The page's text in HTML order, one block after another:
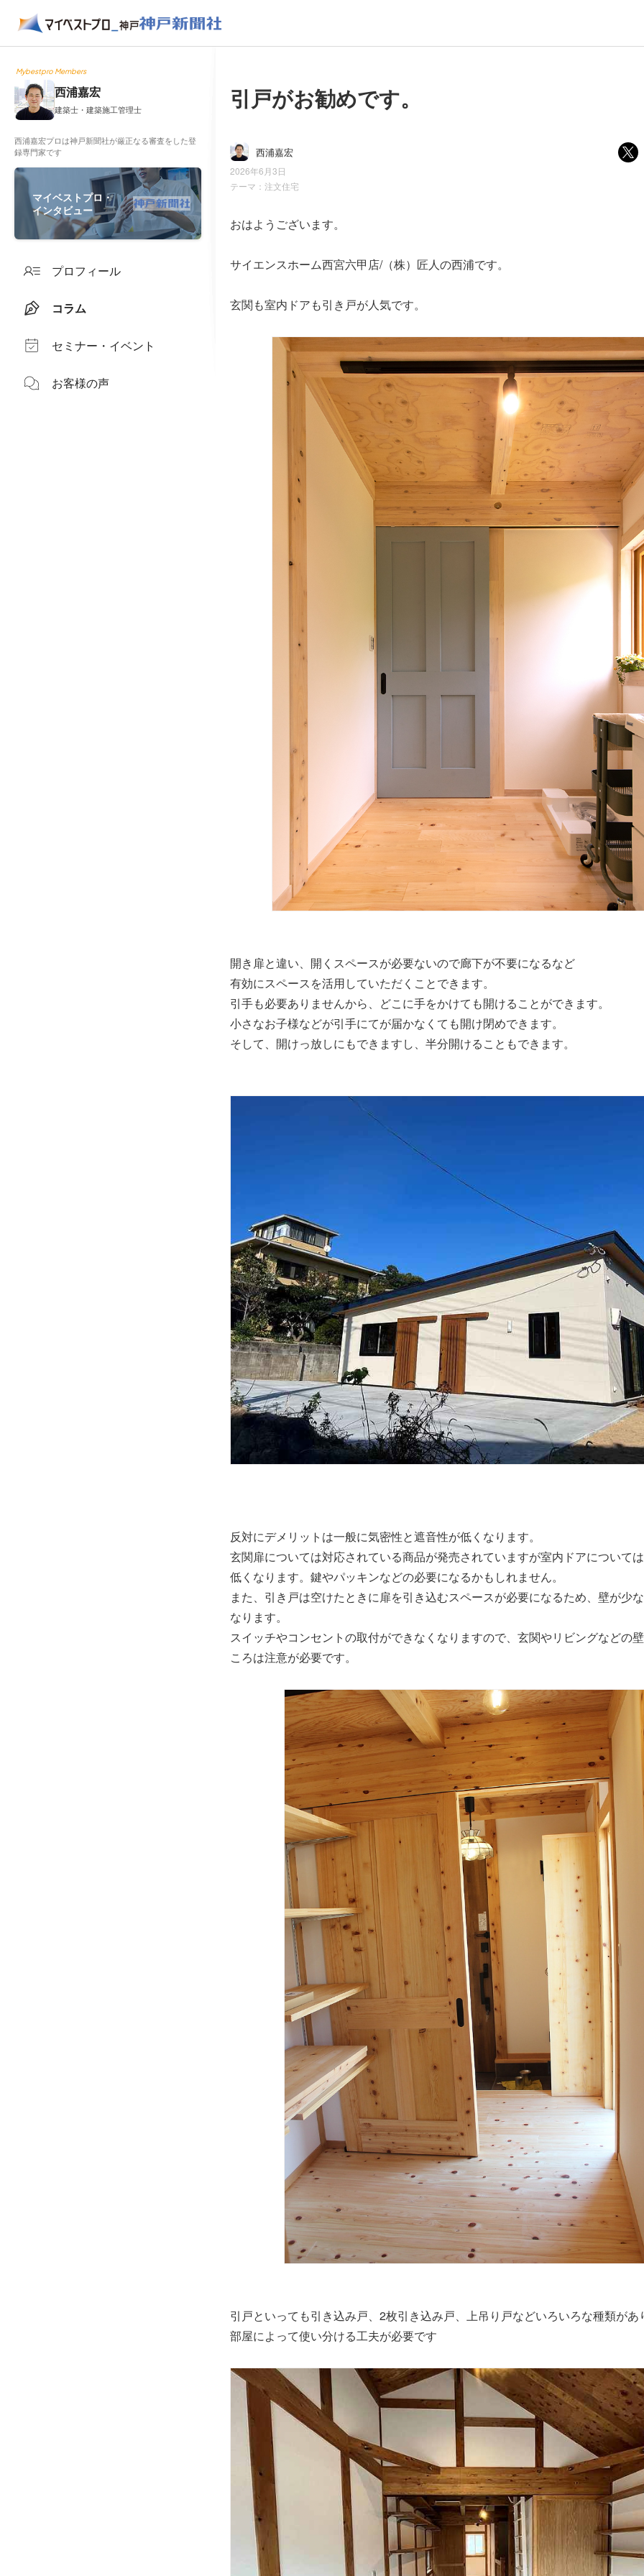
Mybestpro Members
西浦嘉宏
建築士・建築施工管理士
西浦嘉宏プロは神戸新聞社が厳正なる審査をした登
録専門家です
マイベストプロ・
インタビュー
プロフィール
コラム
セミナー・イベント
お客様の声
引戸がお勧めです。
西浦嘉宏
2026年6月3日
テーマ： 注文住宅
おはようございます。
サイエンスホーム西宮六甲店/（株）匠人の西浦です。
玄関も室内ドアも引き戸が人気です。
開き扉と違い、開くスペースが必要ないので廊下が不要になるなど
有効にスペースを活用していただくことできます。
引手も必要ありませんから、どこに手をかけても開けることができます。
小さなお子様などが引手にてが届かなくても開け閉めできます。
そして、開けっ放しにもできますし、半分開けることもできます。
反対にデメリットは一般に気密性と遮音性が低くなります。
玄関扉については対応されている商品が発売されていますが室内ドアについては
低くなります。鍵やパッキンなどの必要になるかもしれません。
また、引き戸は空けたときに扉を引き込むスペースが必要になるため、壁が少
なります。
スイッチやコンセントの取付ができなくなりますので、玄関やリビングなどの
ころは注意が必要です。
引戸といっても引き込み戸、2枚引き込み戸、上吊り戸などいろいろな種類があ
部屋によって使い分ける工夫が必要です